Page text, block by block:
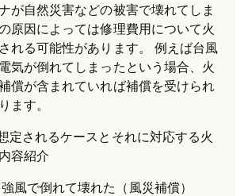
が自然災害などの被害で壊れてしま
原因によっては修理費用について火
れる可能性があります。 例えば台風
気が倒れてしまったという場合、火
償が含まれていれば補償を受けられ
ます。
定されるケースとそれに対応する火
容紹介
風で倒れて壊れた（風災補償）